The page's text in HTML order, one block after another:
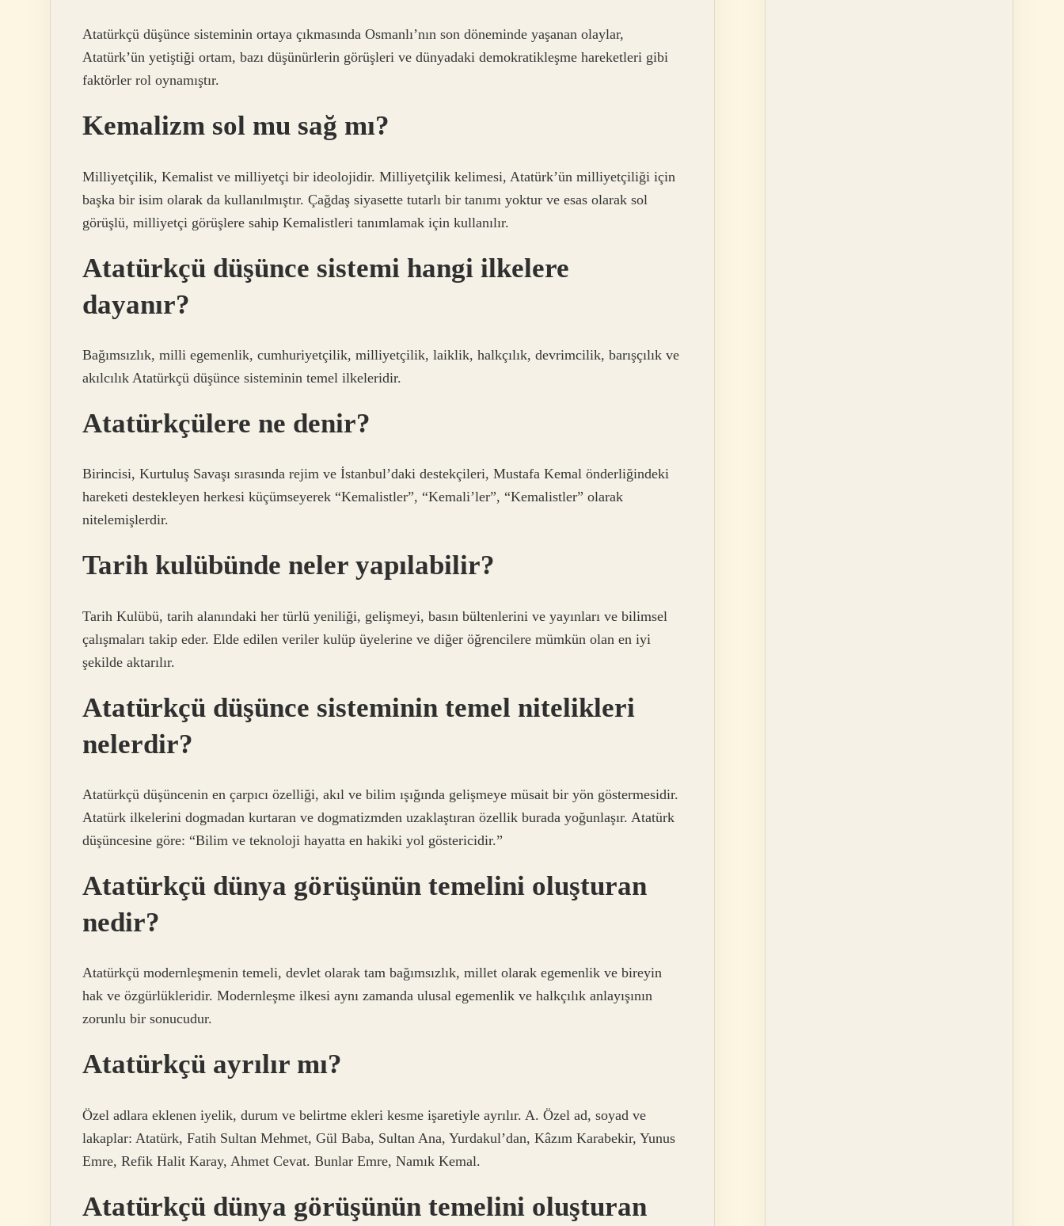
Atatürkçü düşünce sisteminin ortaya çıkmasında Osmanlı’nın son döneminde yaşanan olaylar,
Atatürk’ün yetiştiği ortam, bazı düşünürlerin görüşleri ve dünyadaki demokratikleşme hareketleri gibi
faktörler rol oynamıştır.
Kemalizm sol mu sağ mı?
Milliyetçilik, Kemalist ve milliyetçi bir ideolojidir. Milliyetçilik kelimesi, Atatürk’ün milliyetçiliği için
başka bir isim olarak da kullanılmıştır. Çağdaş siyasette tutarlı bir tanımı yoktur ve esas olarak sol
görüşlü, milliyetçi görüşlere sahip Kemalistleri tanımlamak için kullanılır.
Atatürkçü düşünce sistemi hangi ilkelere
dayanır?
Bağımsızlık, milli egemenlik, cumhuriyetçilik, milliyetçilik, laiklik, halkçılık, devrimcilik, barışçılık ve
akılcılık Atatürkçü düşünce sisteminin temel ilkeleridir.
Atatürkçülere ne denir?
Birincisi, Kurtuluş Savaşı sırasında rejim ve İstanbul’daki destekçileri, Mustafa Kemal önderliğindeki
hareketi destekleyen herkesi küçümseyerek “Kemalistler”, “Kemali’ler”, “Kemalistler” olarak
nitelemişlerdir.
Tarih kulübünde neler yapılabilir?
Tarih Kulübü, tarih alanındaki her türlü yeniliği, gelişmeyi, basın bültenlerini ve yayınları ve bilimsel
çalışmaları takip eder. Elde edilen veriler kulüp üyelerine ve diğer öğrencilere mümkün olan en iyi
şekilde aktarılır.
Atatürkçü düşünce sisteminin temel nitelikleri
nelerdir?
Atatürkçü düşüncenin en çarpıcı özelliği, akıl ve bilim ışığında gelişmeye müsait bir yön göstermesidir.
Atatürk ilkelerini dogmadan kurtaran ve dogmatizmden uzaklaştıran özellik burada yoğunlaşır. Atatürk
düşüncesine göre: “Bilim ve teknoloji hayatta en hakiki yol göstericidir.”
Atatürkçü dünya görüşünün temelini oluşturan
nedir?
Atatürkçü modernleşmenin temeli, devlet olarak tam bağımsızlık, millet olarak egemenlik ve bireyin
hak ve özgürlükleridir. Modernleşme ilkesi aynı zamanda ulusal egemenlik ve halkçılık anlayışının
zorunlu bir sonucudur.
Atatürkçü ayrılır mı?
Özel adlara eklenen iyelik, durum ve belirtme ekleri kesme işaretiyle ayrılır. A. Özel ad, soyad ve
lakaplar: Atatürk, Fatih Sultan Mehmet, Gül Baba, Sultan Ana, Yurdakul’dan, Kâzım Karabekir, Yunus
Emre, Refik Halit Karay, Ahmet Cevat. Bunlar Emre, Namık Kemal.
Atatürkçü dünya görüşünün temelini oluşturan